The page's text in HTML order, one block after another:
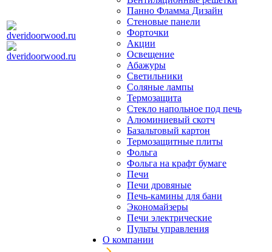
Панно Фламма Дизайн
Стеновые панели
Форточки
Акции
Освещение
Абажуры
Светильники
Соляные лампы
Термозащита
Стекло напольное под печь
Алюминиевый скотч
Базальтовый картон
Термозащитные плиты
Фольга
Фольга на крафт бумаге
Печи
Печи дровяные
Печь-камины для бани
Экономайзеры
Печи электрические
Пульты управления
О компании